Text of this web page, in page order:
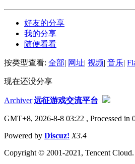
好友的分享
我的分享
随便看看
按类型查看: 全部| 网址| 视频| 音乐|
现在还没分享
Archiver|远征游戏交流平台
GMT+8, 2026-8-8 03:22 , Processed in
Powered by Discuz! X3.4
Copyright © 2001-2021, Tencent Cloud.